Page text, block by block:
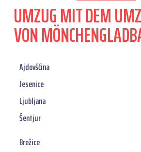
UMZUG MIT DEM
VON
Ajdovščina
Jesenice
Ljubljana
Šentjur
Brežice